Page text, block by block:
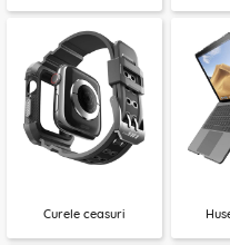
Curele ceasuri